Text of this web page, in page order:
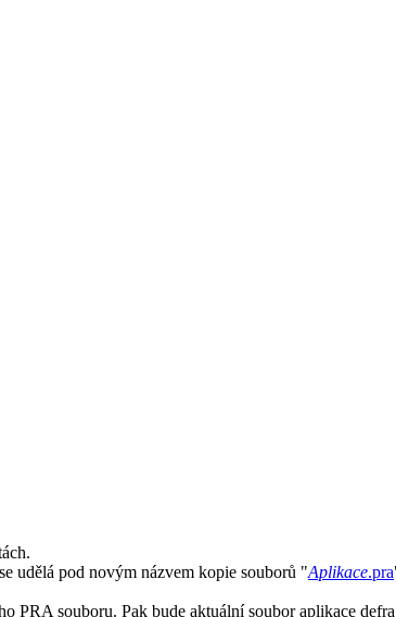
udělá pod novým názvem kopie souborů "Aplikace.pra
PRA souboru. Pak bude aktuální soubor aplikace